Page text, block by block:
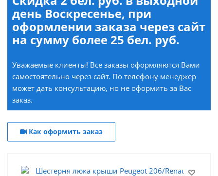
день Воскресенье, при
оформлении заказа через сайт
на сумму более 25 бел. руб.
Уважаемые клиенты! Все заказы оформляются Вами
самостоятельно через сайт. По телефону менеджер
может дать консультацию, но не оформить за Вас
заказ.
Как оформить заказ